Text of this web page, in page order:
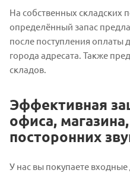
На собственных складских
определённый запас
после поступления оплаты
города адресата. Также
складов.
Эффективная
офиса,
посторонних
У нас вы покупаете